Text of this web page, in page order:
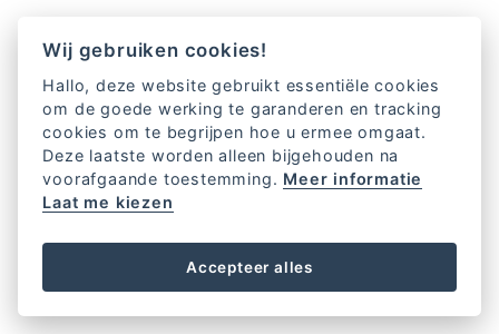
Wij gebruiken cookies!
Hallo, deze website gebruikt essentiële cookies
om de goede werking te garanderen en tracking
cookies om te begrijpen hoe u ermee omgaat.
Deze laatste worden alleen bijgehouden na
voorafgaande toestemming. Meer informatie
Laat me kiezen
Accepteer alles